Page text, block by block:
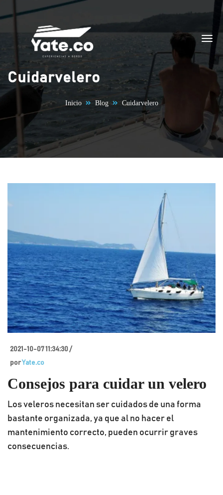
Saltar al contenido
Cuidarvelero
Inicio Blog Cuidarvelero
2021-10-07 11:34:30 /
porYate.co
Consejos para cuidar un velero
Los veleros necesitan ser cuidados de una forma
bastante organizada, ya que al no hacer el
mantenimiento correcto, pueden ocurrir graves
consecuencias.